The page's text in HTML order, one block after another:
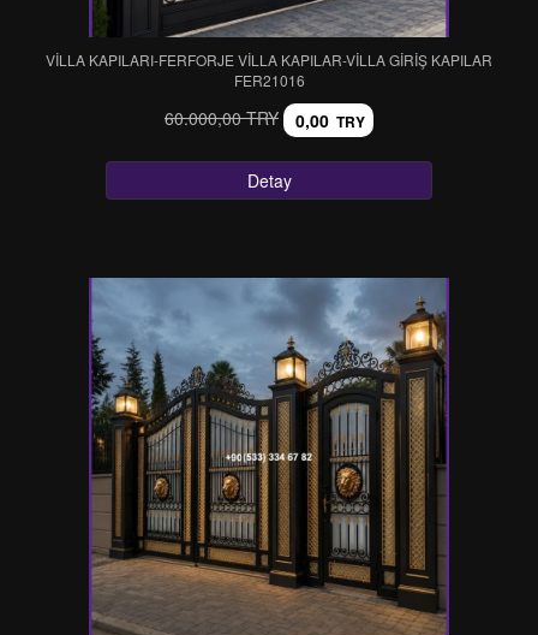
VİLLA KAPILARI-FERFORJE VİLLA KAPILAR-VİLLA GİRİŞ KAPILAR
FER21016
60.000,00 TRY 0,00 TRY
Detay